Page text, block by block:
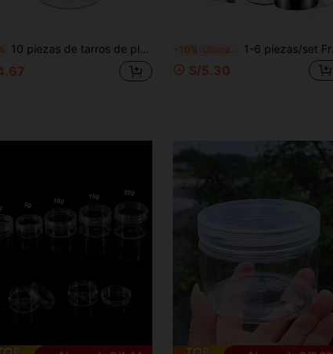
10 piezas de tarros de plástico transparente con tapas, adecuados para almacenar slime, manualidades DIY y joyería. Con un diseño redondo transparente que permite ver fácilmente el contenido, las tapas selladas evitan fugas. El material ligero y reutilizable lo hace ideal para el almacenamiento en el hogar, los viajes y la organización de pequeños accesorios. -10% 1-6 piezas/set Frascos de almacenamiento de PET transparente con tapas, 50-500ml Contenedores de plástico vacíos para maquillaje y organizadores
S/5.30